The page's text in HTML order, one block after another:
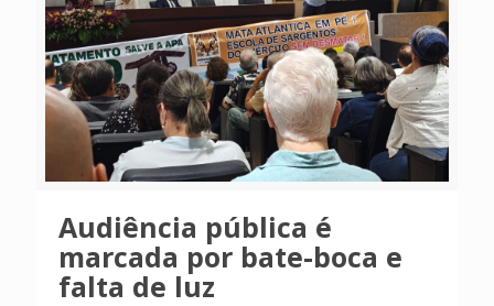
Audiência pública é
marcada por bate-boca e
falta de luz